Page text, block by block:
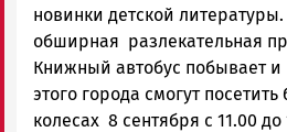
новинки детской
обширная разлекательная
Книжный автобус побывает
этого города смогут
колесах 8 сентября с 11.00